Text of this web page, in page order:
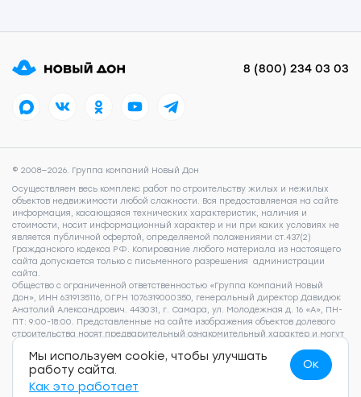
8 (800) 234 03 03
© 2008—2026. Группа компаний Новый Дон
Осуществляем весь комплекс работ по строительству жилых и нежилых
объектов недвижимости любой сложности. Вся предоставляемая на сайте
информация, касающаяся технических характеристик, наличия и
стоимости, носит информационный характер и ни при каких условиях не
является публичной офертой, определяемой положениями ст.437(2)
Гражданского кодекса РФ. Копирование любого материала из настоящего
сайта допускается только с письменного разрешения администрации
сайта.
Общество с ограниченной ответственностью «Группа Компаний Новый
Дон», ИНН 6319135116, ОГРН 1076319000350, генеральный директор Давидюк
Анатолий Александрович. 443031, г. Самара, ул. Молодежная д. 16 «А», ПН-
ПТ: 9:00-18:00. Представленные на сайте изображения объектов долевого
строительства носят предварительный ознакомительный характер и могут
отличаться от фактических проектных решений, реализуемых
застройщиком. Для получения подробной информации о наличии и
стоимости указанных на сайте квартир, пожалуйста, обращайтесь по
телефону 8 (800) 505 93 22.Согласие на обработку персональных данных
Согласие на рекламно-информационные рассылки
Мы используем cookie, чтобы улучшать
работу сайта.
Как это работает
Ок